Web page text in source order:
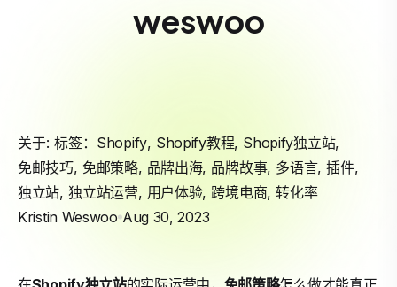
weswoo
关于: 标签： Shopify, Shopify教程, Shopify独立站,
免邮技巧, 免邮策略, 品牌出海, 品牌故事, 多语言,插件,
独立站,独立站运营, 用户体验, 跨境电商,转化率
Kristin Weswoo Aug 30, 2023